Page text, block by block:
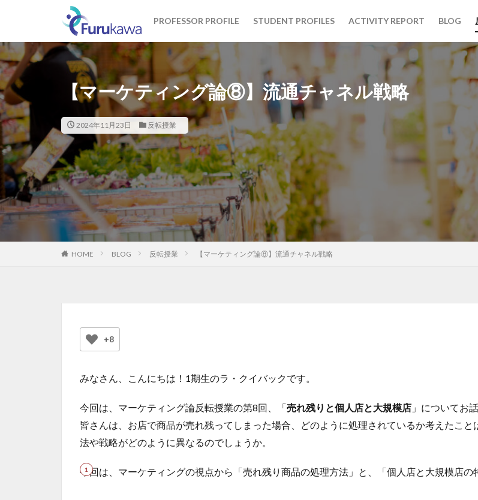
PROFESSOR PROFILE STUDENT PROFILES ACTIVITY REPORT BLOG
【マーケティング論⑧】流通チャネル戦略
2024年11月23日 反転授業
HOME BLOG 反転授業 【マーケティング論⑧】流通チャネル戦略
+8
みなさん、こんにちは！1期生のラ・クイバックです。
今回は、マーケティング論反転授業の第8回、「売れ残りと個人店と大規模店 」についてお
皆さんは、お店で商品が売れ残ってしまった場合、どのように処理されているか考えたこ
法や戦略がどのように異なるのでしょうか。
今回は、マーケティングの視点から「売れ残り商品の処理方法」と、「個人店と大規模店の
カテゴリー
タグ
1期生 2期生 3期生 THE CAMPUS オフィスツアー
統計解析